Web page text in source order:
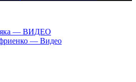
— ВИДЕО
— Видео